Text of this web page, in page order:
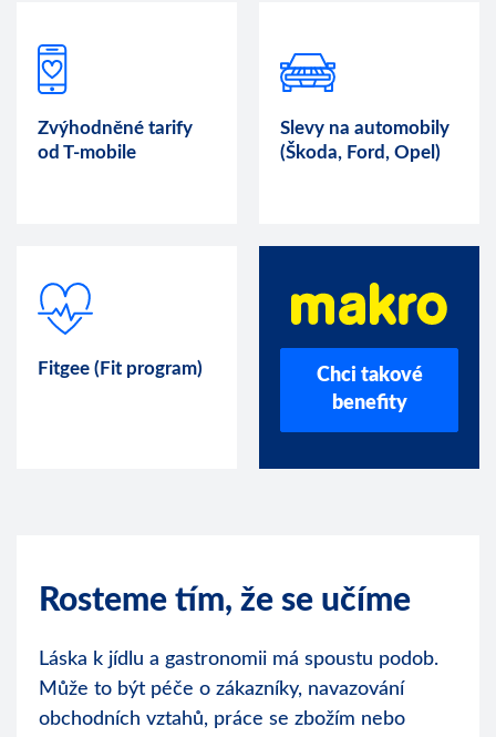
Zvýhodněné tarify
od T-mobile
Slevy na automobily
(Škoda, Ford, Opel)
Fitgee (Fit program)
Chci takové
benefity
Rosteme tím, že se učíme
Láska k jídlu a gastronomii má spoustu podob.
Může to být péče o zákazníky, navazování
obchodních vztahů, práce se zbožím nebo